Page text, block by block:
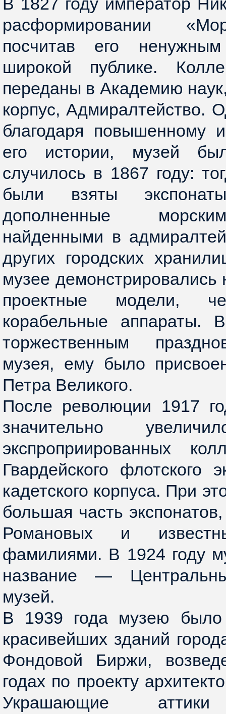
расформировании
посчитав его
широкой публике.
переданы в Академию
корпус, Адмиралтейство.
благодаря повышенному
его истории, музей
случилось в 1867 году:
были взяты
дополненные
найденными в
других городских
музее
проектные модели,
корабельные аппараты.
торжественным
музея, ему было
Петра Великого.
После революции 1917
значительно
экспроприированных
Гвардейского флотского
кадетского корпуса. При
большая часть
Романовых и
фамилиями. В 1924 году
название —
музей.
В 1939 года музею
красивейших зданий
Фондовой Биржи,
годах по проекту
Украшающие аттики